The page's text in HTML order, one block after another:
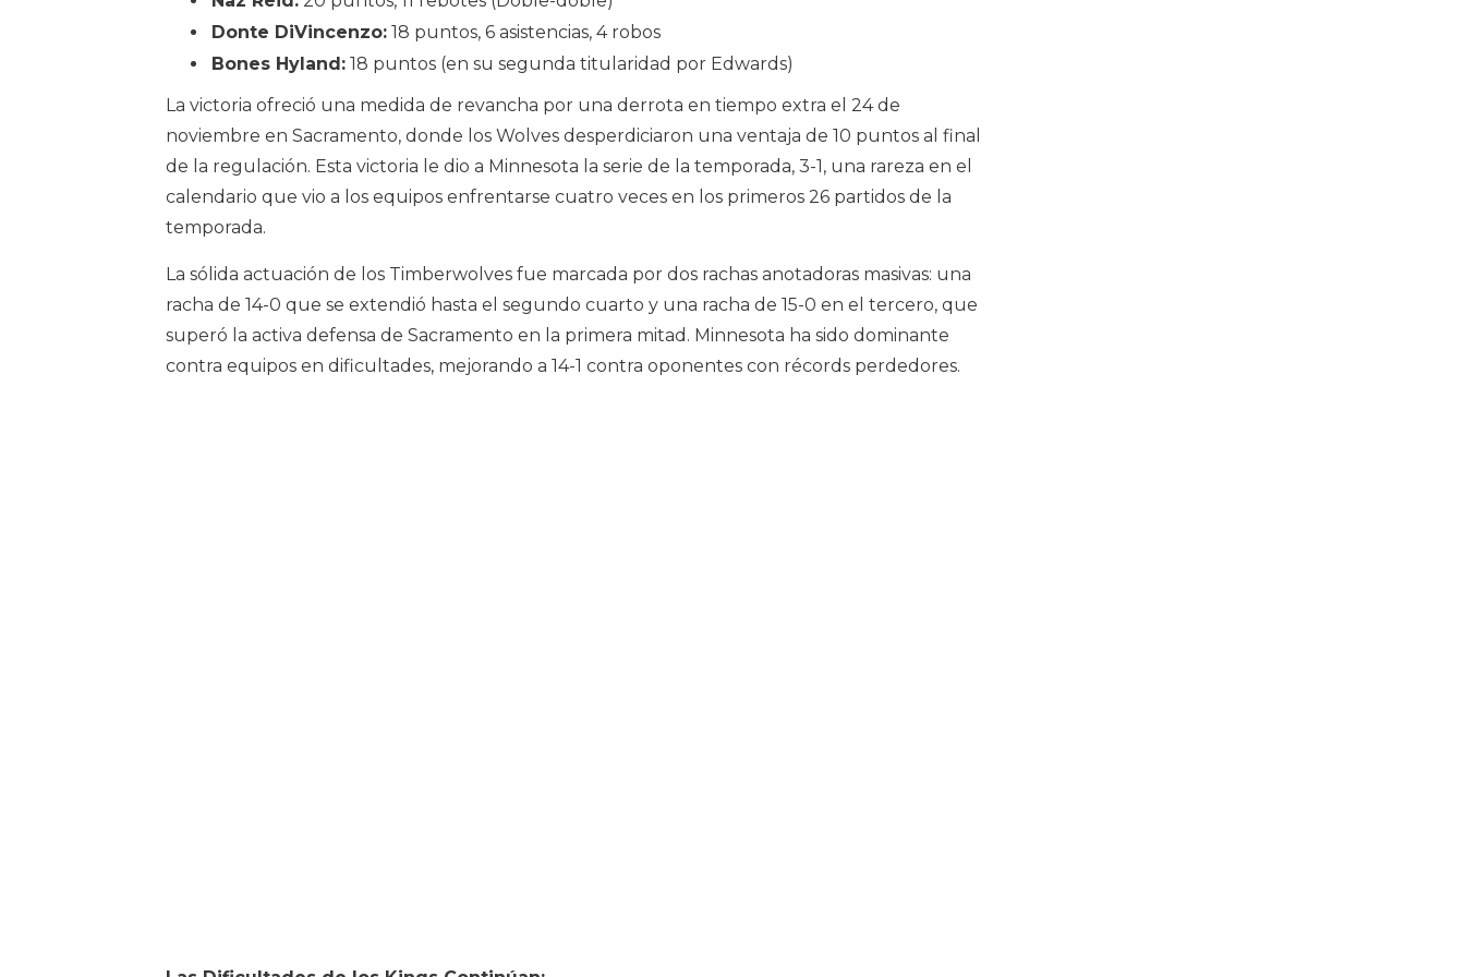
Donte DiVincenzo: 18 puntos, 6 asistencias, 4 robos
Bones Hyland: 18 puntos (en su segunda titularidad por Edwards)
La victoria ofreció una medida de revancha por una derrota en tiempo extra el 24 de
noviembre en Sacramento, donde los Wolves desperdiciaron una ventaja de 10 puntos al final
de la regulación. Esta victoria le dio a Minnesota la serie de la temporada, 3-1, una rareza en el
calendario que vio a los equipos enfrentarse cuatro veces en los primeros 26 partidos de la
temporada.
La sólida actuación de los Timberwolves fue marcada por dos rachas anotadoras masivas: una
racha de 14-0 que se extendió hasta el segundo cuarto y una racha de 15-0 en el tercero, que
superó la activa defensa de Sacramento en la primera mitad. Minnesota ha sido dominante
contra equipos en dificultades, mejorando a 14-1 contra oponentes con récords perdedores.